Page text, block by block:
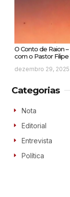
O Conto de Raion
com o Pastor Filipe
dezembro 29, 2025
Categorias
Nota
Editorial
Entrevista
Política